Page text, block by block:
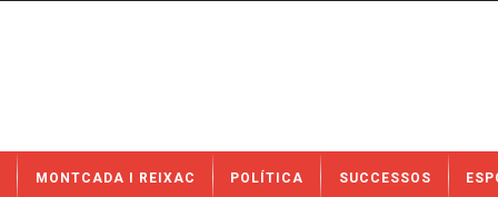
MONTCADA I REIXAC POLÍTICA SUCCESSOS